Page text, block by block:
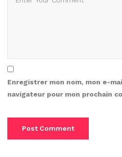
Enregistrer mon nom, mon e-
navigateur pour mon prochain